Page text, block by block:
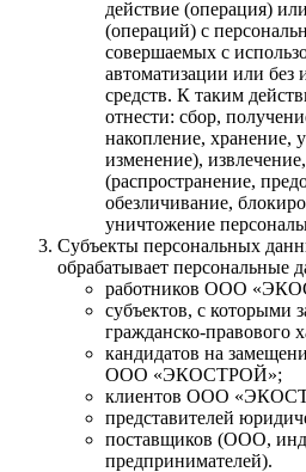
действие (операция)
(операций) с
совершаемых с
автоматизации или без
средств. К таким
отнести: сбор,
накопление, хранение,
изменение),
(распространение,
обезличивание,
уничтожение
Субъекты персональных
обрабатывает персональные
работников ООО
субъектов, с которыми
гражданско-правового
кандидатов на
ООО «ЭКОСТРОЙ»;
клиентов ООО
представителей
поставщиков (ООО,
предпринимателей).